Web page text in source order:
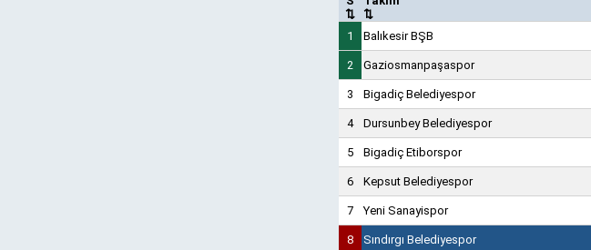
⇅ ⇅
1 Balıkesir BŞB
2 Gaziosmanpaşaspor
3 Bigadiç Belediyespor
4 Dursunbey Belediyespor
5 Bigadiç Etiborspor
6 Kepsut Belediyespor
7 Yeni Sanayispor
8 Sındırgı Belediyespor